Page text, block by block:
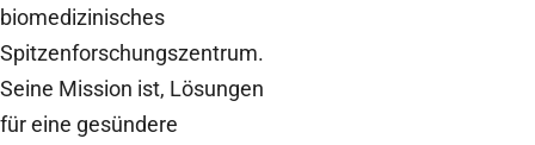
biomedizinisches
Spitzenforschungszentrum.
Seine Mission ist, Lösungen
für eine gesündere